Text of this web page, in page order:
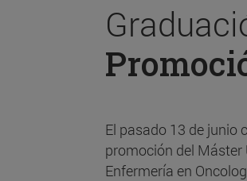
El pasado 13 de junio
promoción del
Enfermería en